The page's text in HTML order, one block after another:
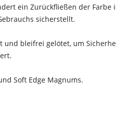
ein Zurückfließen der Farbe
sicherstellt.
und bleifrei gelötet, um
Soft Edge Magnums.